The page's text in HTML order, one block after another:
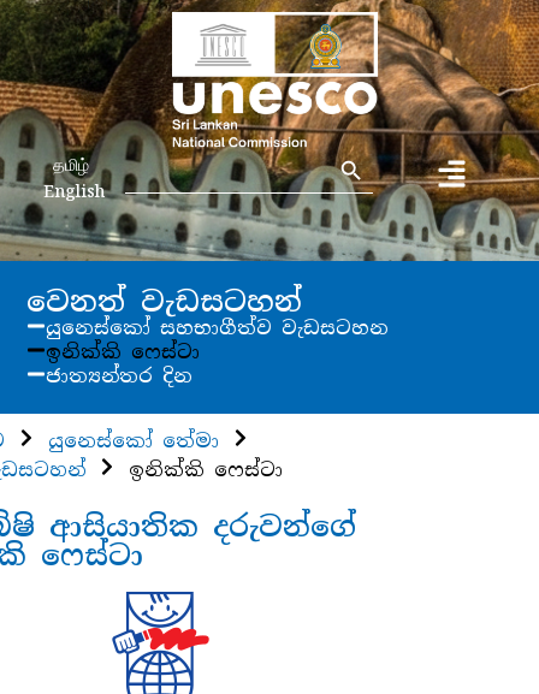
தமிழ்
English
Search
for:
Search Button
වෙනත් වැඩසටහන්
යුනෙස්කෝ සහභාගීත්ව වැඩසටහන
ඉනික්කි ෆෙස්ටා
ජාත්‍යන්තර දින
යුනෙස්කෝ තේමා
ඉනික්කි ෆෙස්ටා
ආසියාතික දරුවන්ගේ
ෆෙස්ටා